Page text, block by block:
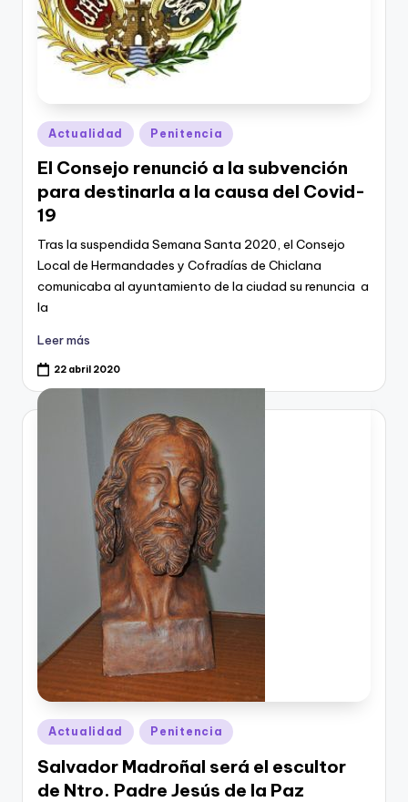
Publicado
en
Actualidad Penitencia
El Consejo renunció a la subvención
para destinarla a la causa del Covid-
19
Tras la suspendida Semana Santa 2020, el Consejo
Local de Hermandades y Cofradías de Chiclana
comunicaba al ayuntamiento de la ciudad su renuncia a
la
Leer más
22 abril 2020
Publicado
en
Actualidad Penitencia
Salvador Madroñal será el escultor
de Ntro. Padre Jesús de la Paz